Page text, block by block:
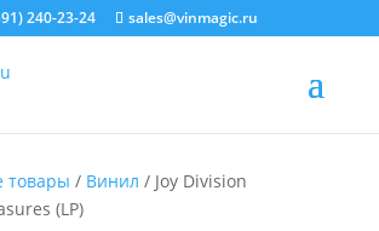
240-23-24 sales@vinmagic.ru
товары / Винил / Joy Division
(LP)